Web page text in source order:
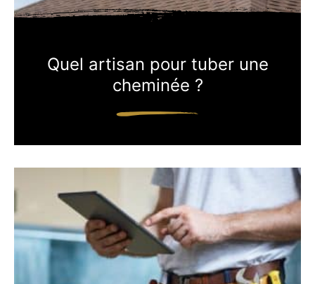
Quel artisan pour tuber une
cheminée ?